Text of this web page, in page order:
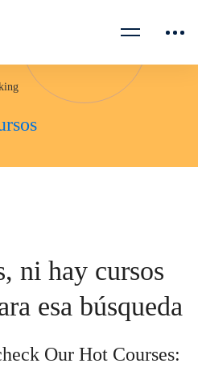
ni hay cursos
esa búsqueda
Our Hot Courses: